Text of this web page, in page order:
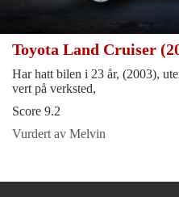
Toyota Land Cruiser
Har hatt bilen i 23 år, (2003),
vert på verksted,
Score 9.2
Vurdert av Melvin